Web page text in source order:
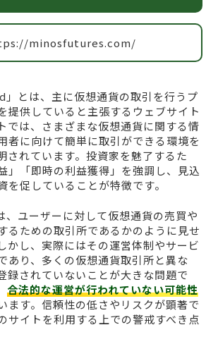
minosfutures.com/
とは、主に仮想通貨の取引を行うプ
提供していると主張するウェブサイト
では、さまざまな仮想通貨に関する情
者に向けて簡単に取引ができる環境を
されています。投資家を魅了するた
」「即時の利益獲得」を強調し、見込
を促していることが特徴です。
ユーザーに対して仮想通貨の売買や
るための取引所であるかのように見せ
かし、実際にはその運営体制やサービ
あり、多くの仮想通貨取引所と異な
録されていないことが大きな問題で
合法的な運営が行われていない可能性
ます。信頼性の低さやリスクが顕著で
サイトを利用する上での警戒すべき点